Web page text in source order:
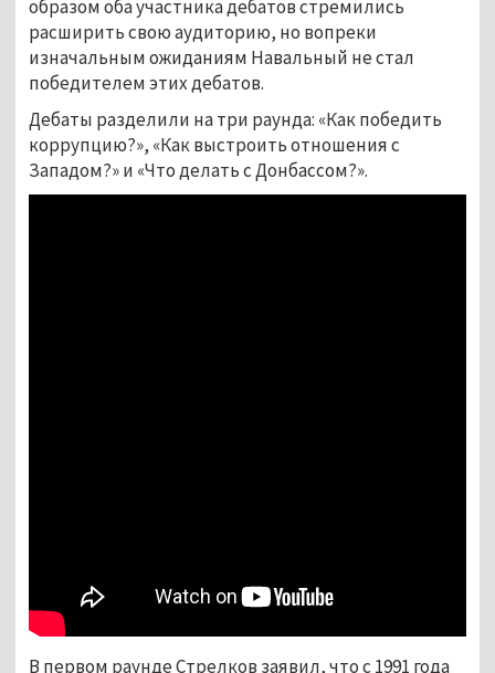
образом оба участника дебатов стремились
расширить свою аудиторию, но вопреки
изначальным ожиданиям Навальный не стал
победителем этих дебатов.
Дебаты разделили на три раунда: «Как победить
коррупцию?», «Как выстроить отношения с
Западом?» и «Что делать с Донбассом?».
В первом раунде Стрелков заявил, что с 1991 года